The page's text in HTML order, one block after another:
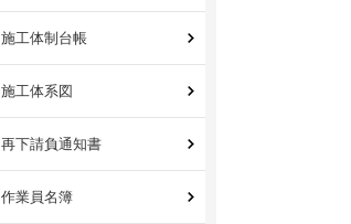
施工体制台帳
施工体系図
再下請負通知書
作業員名簿